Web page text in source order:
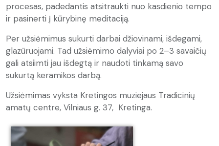
procesas, padedantis atsitraukti nuo kasdienio tempo
ir pasinerti į kūrybinę meditaciją.
Per užsiėmimus sukurti darbai džiovinami, išdegami,
glazūruojami. Tad užsiėmimo dalyviai po 2–3 savaičių
gali atsiimti jau išdegtą ir naudoti tinkamą savo
sukurtą keramikos darbą.
Užsiėmimas vyksta Kretingos muziejaus Tradicinių
amatų centre, Vilniaus g. 37, Kretinga.